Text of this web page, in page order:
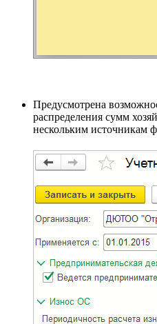
Предусмотрена
распределения сумм
нескольким источникам